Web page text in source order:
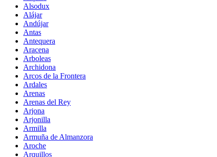
Alsodux
Alájar
Andújar
Antas
Antequera
Aracena
Arboleas
Archidona
Arcos de la Frontera
Ardales
Arenas
Arenas del Rey
Arjona
Arjonilla
Armilla
Armuña de Almanzora
Aroche
Arquillos